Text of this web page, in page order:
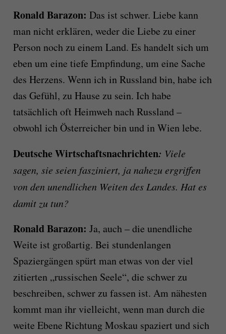
Ronald Barazon: Das ist schwer. Liebe kann
man nicht erklären, weder die Liebe zu einer
Person noch zu einem Land. Es handelt sich um
eben um eine tiefe Empfindung, um eine Sache
des Herzens. Wenn ich in Russland bin, habe ich
das Gefühl, zu Hause zu sein. Ich habe
tatsächlich oft Heimweh nach Russland –
obwohl ich Österreicher bin und in Wien lebe.
Deutsche Wirtschaftsnachrichten: Viele
sagen, sie seien fasziniert, ja nahezu ergriffen
von den unendlichen Weiten des Landes. Hat es
damit zu tun?
Ronald Barazon: Ja, auch – die unendliche
Weite ist großartig. Bei stundenlangen
Spaziergängen spürt man etwas von der viel
zitierten „russischen Seele“, die schwer zu
beschreiben, schwer zu fassen ist. Am nähesten
kommt man ihr vielleicht, wenn man durch die
weite Ebene Richtung Moskau spaziert und sich